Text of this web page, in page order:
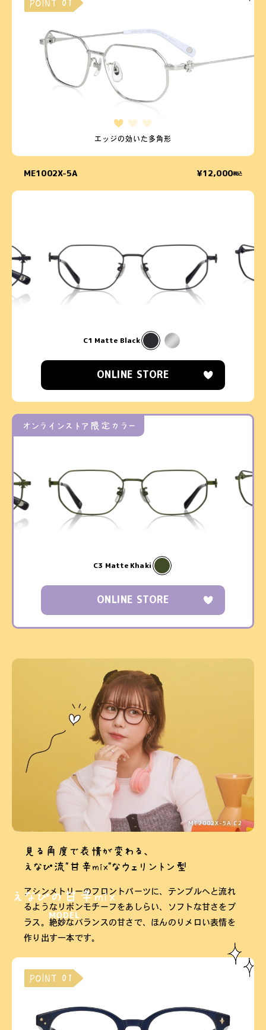
POINT 01
エッジの効いた多角形
ME1002X-5A ¥12,000税込
C1 Matte Black
ONLINE STORE
オンラインストア限定カラー
C3 Matte Khaki
ONLINE STORE
えなぴの甘辛mix
MODEL
ME2002X-5A C2
見る角度で表情が変わる、
えなぴ流"甘辛mix"なウェリントン型
アシンメトリーのフロントパーツに、テンプルへと流れ
るようなリボンモチーフをあしらい、ソフトな甘さをプ
ラス。絶妙なバランスの甘さで、ほんのりメロい表情を
作り出す一本です。
POINT 01